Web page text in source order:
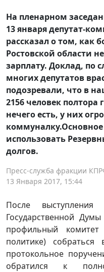
На пленарном
13 января депутат-
рассказал о том, как
Ростовской области
зарплату. Доклад, по
многих депутатов
подозревали, что в
2156 человек полтора
нечего есть, у них
использовать
долгов.
Пресс-служба фракции
13 Января 2017, 15:44
После выступления
Государственной
профильный
политике)
протокольное
обратился к